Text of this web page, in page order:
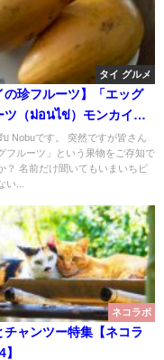
タイ グルメ
の珍フルーツ】「エッグ
ツ（ม่อนไข่）モンカイ」
んなの？
Nobuです。 突然ですが皆さん
フルーツ」という果物をご存知で
？ 名前だけ聞いてもいまいちピ
い...
ネコラボ
チャンツー特集【ネコラ